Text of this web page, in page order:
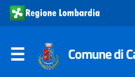
Comune di